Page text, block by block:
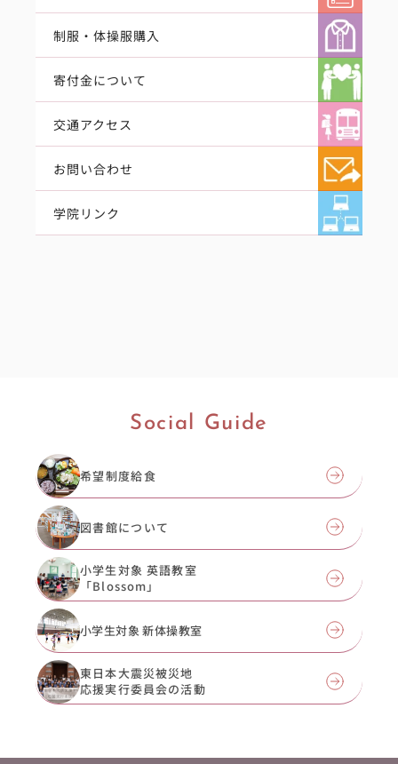
制服・体操服購入
寄付金について
交通アクセス
お問い合わせ
学院リンク
Social Guide
希望制度給食
図書館について
小学生対象 英語教室
「Blossom」
小学生対象 新体操教室
東日本大震災被災地
応援実行委員会の活動